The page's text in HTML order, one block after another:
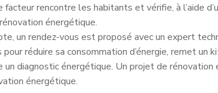
rencontre les habitants et vérifie, à l’aide
énergétique.
un rendez-vous est proposé avec un expert
réduire sa consommation d’énergie, remet un
un diagnostic énergétique. Un projet de
énergétique.